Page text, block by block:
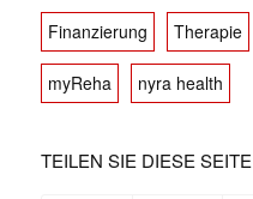
Finanzierung Therapie
myReha nyra health
TEILEN SIE DIESE SEITE